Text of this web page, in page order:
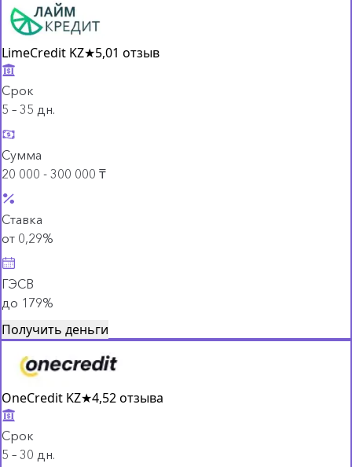
LimeCredit KZ★5,01 отзыв
Срок
5 – 35 дн.
Сумма
20 000 - 300 000 ₸
Ставка
от 0,29%
ГЭСВ
до 179%
Получить деньги
OneCredit KZ★4,52 отзыва
Срок
5 – 30 дн.